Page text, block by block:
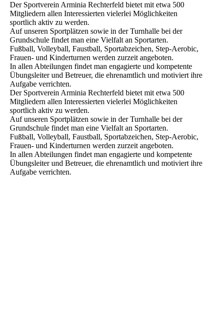
Der Sportverein Arminia Rechterfeld bietet mit etwa 500
Mitgliedern allen Interessierten vielerlei Möglichkeiten
sportlich aktiv zu werden.
Auf unseren Sportplätzen sowie in der Turnhalle bei der
Grundschule findet man eine Vielfalt an Sportarten.
Fußball, Volleyball, Faustball, Sportabzeichen, Step-Aerobic,
Frauen- und Kinderturnen werden zurzeit angeboten.
In allen Abteilungen findet man engagierte und kompetente
Übungsleiter und Betreuer, die ehrenamtlich und motiviert ihre
Aufgabe verrichten.
Der Sportverein Arminia Rechterfeld bietet mit etwa 500
Mitgliedern allen Interessierten vielerlei Möglichkeiten
sportlich aktiv zu werden.
Auf unseren Sportplätzen sowie in der Turnhalle bei der
Grundschule findet man eine Vielfalt an Sportarten.
Fußball, Volleyball, Faustball, Sportabzeichen, Step-Aerobic,
Frauen- und Kinderturnen werden zurzeit angeboten.
In allen Abteilungen findet man engagierte und kompetente
Übungsleiter und Betreuer, die ehrenamtlich und motiviert ihre
Aufgabe verrichten.